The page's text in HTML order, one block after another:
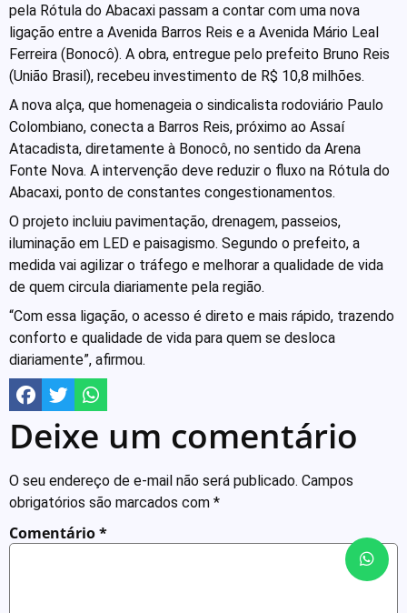
pela Rótula do Abacaxi passam a contar com uma nova
ligação entre a Avenida Barros Reis e a Avenida Mário Leal
Ferreira (Bonocô). A obra, entregue pelo prefeito Bruno Reis
(União Brasil), recebeu investimento de R$ 10,8 milhões.
A nova alça, que homenageia o sindicalista rodoviário Paulo
Colombiano, conecta a Barros Reis, próximo ao Assaí
Atacadista, diretamente à Bonocô, no sentido da Arena
Fonte Nova. A intervenção deve reduzir o fluxo na Rótula do
Abacaxi, ponto de constantes congestionamentos.
O projeto incluiu pavimentação, drenagem, passeios,
iluminação em LED e paisagismo. Segundo o prefeito, a
medida vai agilizar o tráfego e melhorar a qualidade de vida
de quem circula diariamente pela região.
“Com essa ligação, o acesso é direto e mais rápido, trazendo
conforto e qualidade de vida para quem se desloca
diariamente”, afirmou.
Deixe um comentário
O seu endereço de e-mail não será publicado. Campos
obrigatórios são marcados com *
Comentário*